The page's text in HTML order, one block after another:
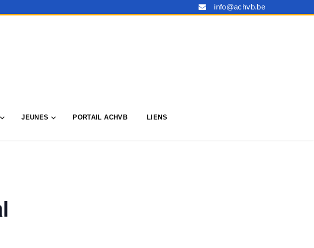
info@achvb.be
JEUNES PORTAIL ACHVB LIENS